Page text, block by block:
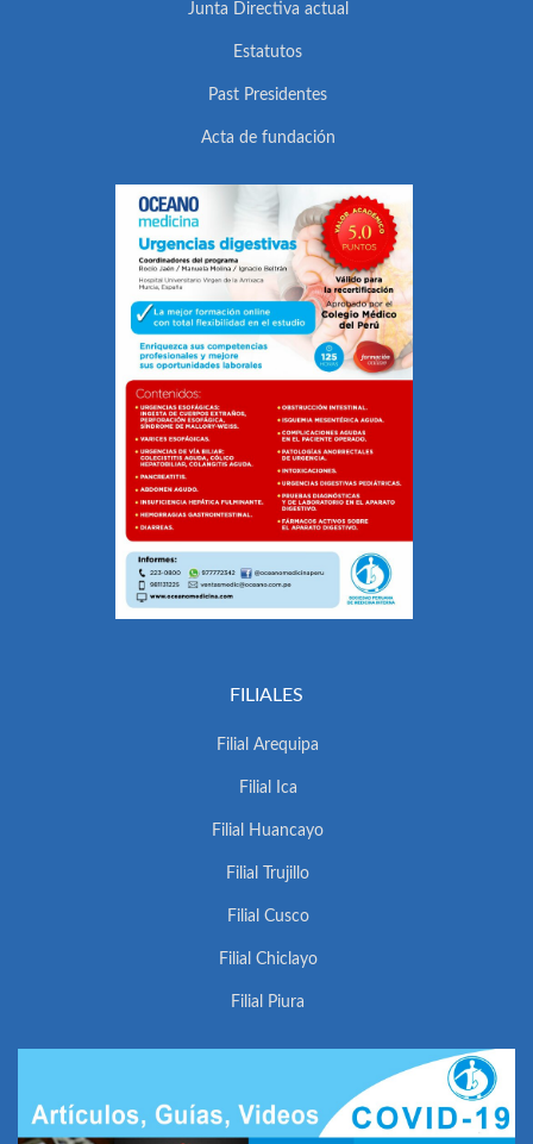
Junta Directiva actual
Estatutos
Past Presidentes
Acta de fundación
FILIALES
Filial Arequipa
Filial Ica
Filial Huancayo
Filial Trujillo
Filial Cusco
Filial Chiclayo
Filial Piura